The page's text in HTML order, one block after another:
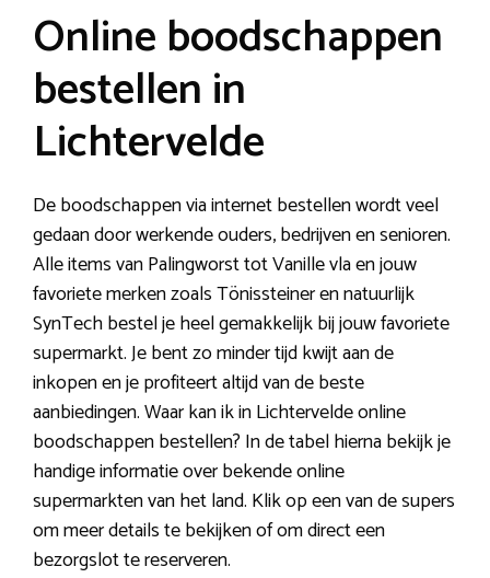
Online boodschappen
bestellen in
Lichtervelde
De boodschappen via internet bestellen wordt veel
gedaan door werkende ouders, bedrijven en senioren.
Alle items van Palingworst tot Vanille vla en jouw
favoriete merken zoals Tönissteiner en natuurlijk
SynTech bestel je heel gemakkelijk bij jouw favoriete
supermarkt. Je bent zo minder tijd kwijt aan de
inkopen en je profiteert altijd van de beste
aanbiedingen. Waar kan ik in Lichtervelde online
boodschappen bestellen? In de tabel hierna bekijk je
handige informatie over bekende online
supermarkten van het land. Klik op een van de supers
om meer details te bekijken of om direct een
bezorgslot te reserveren.